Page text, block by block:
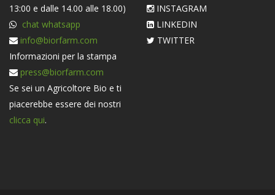
13:00 e dalle 14.00 alle 18.00)
chat whatsapp
info@biorfarm.com
Informazioni per la stampa
press@biorfarm.com
Se sei un Agricoltore Bio e ti
piacerebbe essere dei nostri
clicca qui.
INSTAGRAM
LINKEDIN
TWITTER